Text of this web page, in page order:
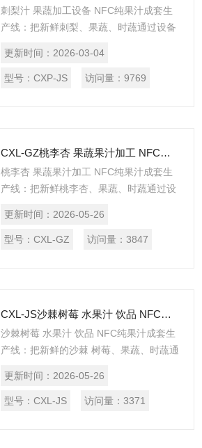
刺梨汁 果蔬加工设备 NFC纯果汁成套生
产线：把新鲜刺梨、果蔬、时蔬通过设备
制打浆-分离-均质脱气-UHT高温瞬时杀
菌-无菌灌装）加工成果汁。每小时处理量
更新时间： 2026-03-04
型号： CXP-JS 访问量：9769
CXL-GZ桃李杏 果蔬果汁加工 NFC纯果汁成套生产线
桃李杏 果蔬果汁加工 NFC纯果汁成套生
产线：把新鲜桃李杏、果蔬、时蔬通过设
精制打浆-分离-均质脱气-UHT高温瞬时杀
菌-无菌灌装）加工成果汁。每小时处理量
更新时间： 2026-05-26
型号： CXL-GZ 访问量：3847
CXL-JS沙棘树莓 水果汁 饮品 NFC纯果汁成套生产线
沙棘树莓 水果汁 饮品 NFC纯果汁成套生
产线：把新鲜的沙棘 树莓、果蔬、时蔬通
灭酶-精制打浆-分离-均质脱气-UHT高温
瞬时杀菌-无菌灌装）加工成果汁。每小时
更新时间： 2026-05-26
型号： CXL-JS 访问量：3371